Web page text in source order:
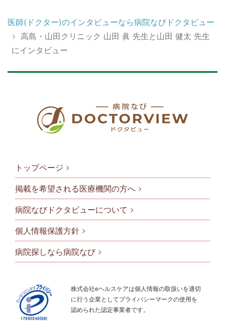
医師(ドクター)のインタビューなら病院なびドクタビュー
高島・山田クリニック 山田 眞 先生と山田 健太 先生
にインタビュー
フッタメニ
トップページ
掲載を希望される医療機関の方へ
病院なびドクタビューについて
個人情報保護方針
病院探しなら病院なび
株式会社eヘルスケアは個人情報の取扱いを適切
に行う企業としてプライバシーマークの使用を
認められた認定事業者です。